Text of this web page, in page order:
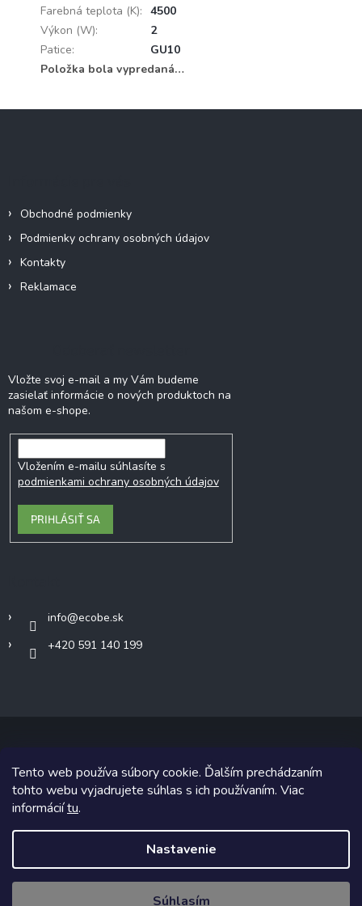
Tento web používa súbory cookie. Ďalším prechádzaním
tohto webu vyjadrujete súhlas s ich používaním. Viac
informáciítu.
Nastavenie
Súhlasím
Farebná teplota (K): 4500
Výkon (W):
2
Patice:
GU10
Položka bola vypredaná…
Obchodné podmienky
Podmienky ochrany osobných údajov
Kontakty
Reklamace
Vložte svoj e-mail a my Vám budeme
zasielať informácie o nových produktoch na
našom e-shope.
Vložením e-mailu súhlasíte s
podmienkami ochrany osobných údajov
PRIHLÁSIŤ SA
info@ecobe.sk
+420 591 140 199
Copyright 2026Ecobe.sk. Všetky práva vyhradené.
Grafický návrh vytvoril a na Shoptet implementoval
Shoptetak.cz.